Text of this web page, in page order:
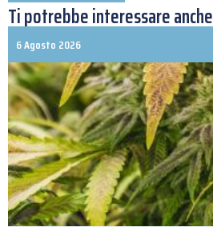
Ti potrebbe interessare anche
6 Agosto 2026